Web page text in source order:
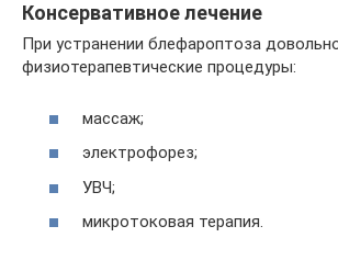
Консервативное лечение
При устранении блефароптоза
физиотерапевтические процедуры:
массаж;
электрофорез;
УВЧ;
микротоковая терапия.